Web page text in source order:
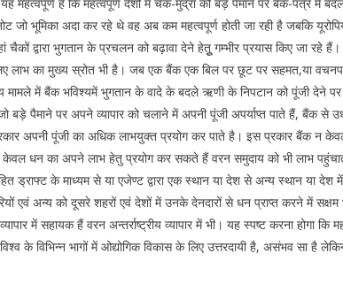
जो भूमिका अदा कर रहे थे वह अब कम महत्वपूर्ण होती जा रही है जबकि
द्वारा भुगतान के प्रचलन को बढ़ावा देने हेतूु गम्भीर प्रयास किए जा रहे हैं।
लाभ का मुख्य स्रोत भी है। जब एक बैंक एक बिल पर छूट पर सहमत,या
में बैंक भविश्यमें भुगतान के वादे के बदले ऋणी के निपटान को पूंजी देने
बड़े पैमाने पर अपने व्यापार को चलाने में अपनी पूंजी अपर्याप्त पाते हैं, बैंक से
अपनी पूंजी का अधिक लाभयुक्त प्रयोग कर पाते है। इस प्रकार बैंक न केवल
धन का अपने लाभ हेतु प्रयोग कर सकते हैं वरन समुदाय को भी लाभ
के माध्यम से या एजेण्ट द्वारा एक स्थान या देश से अन्य स्थान या देश
एवं अन्य को दूसरे शहरों एवं देशों में उनके देनदारों से धन प्राप्त करने में
में सहायक हैं वरन अन्तर्राष्ट्रीय व्यापार में भी। यह स्पष्ट करना होगा कि
के विभिन्न भागों में ओद्योगिक विकास के लिए उत्तरदायी है, असंभव सा है लेकिन